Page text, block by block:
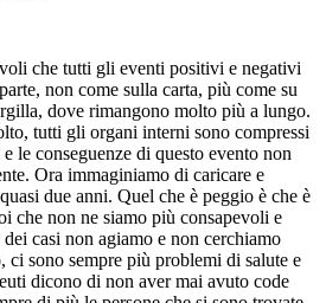
che tutti gli eventi positivi e negativi
non come sulla carta, più come su
dove rimangono molto più a lungo.
tutti gli organi interni sono compressi
le conseguenze di questo evento non
Ora immaginiamo di caricare e
due anni. Quel che è peggio è che è
che non ne siamo più consapevoli e
casi non agiamo e non cerchiamo
ci sono sempre più problemi di salute e
dicono di non aver mai avuto code